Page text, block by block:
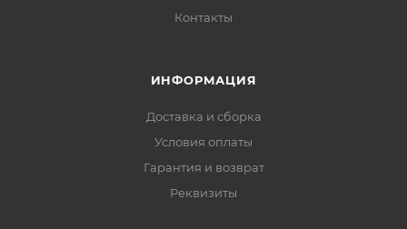
Контакты
ИНФОРМАЦИЯ
Доставка и сборка
Условия оплаты
Гарантия и возврат
Реквизиты